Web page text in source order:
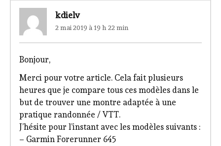
kdielv
2 mai 2019 à 19 h 22 min
Bonjour,
Merci pour votre article. Cela fait plusieurs
heures que je compare tous ces modèles dans le
but de trouver une montre adaptée à une
pratique randonnée / VTT.
J’hésite pour l’instant avec les modèles suivants :
– Garmin Forerunner 645